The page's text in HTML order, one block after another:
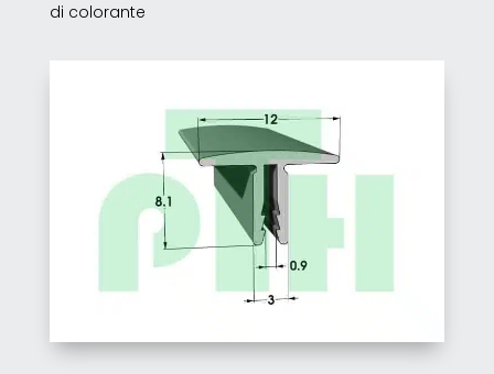
di colorante